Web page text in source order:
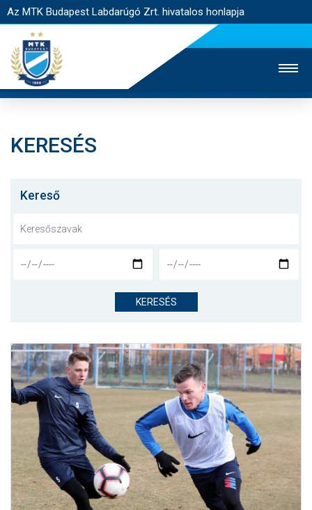
Az MTK Budapest Labdarúgó Zrt. hivatalos honlapja
JEGYÉRTÉKESÍTÉS
NYITÓLAP
CSAPATOK
KLUB
GALÉRIA
SZURKOLÓI ÉLMÉNYEK
AKKREDITÁCIÓ
KERESÉS
Kereső
KERESÉS